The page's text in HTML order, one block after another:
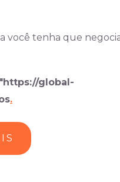
você tenha que
global-
.